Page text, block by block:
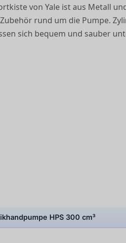
von Yale ist aus Metall
rund um die Pumpe.
sich bequem und sauber
HPS 300 cm³